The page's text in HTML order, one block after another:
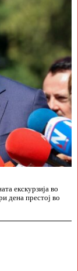
екскурзија во
дена престој во